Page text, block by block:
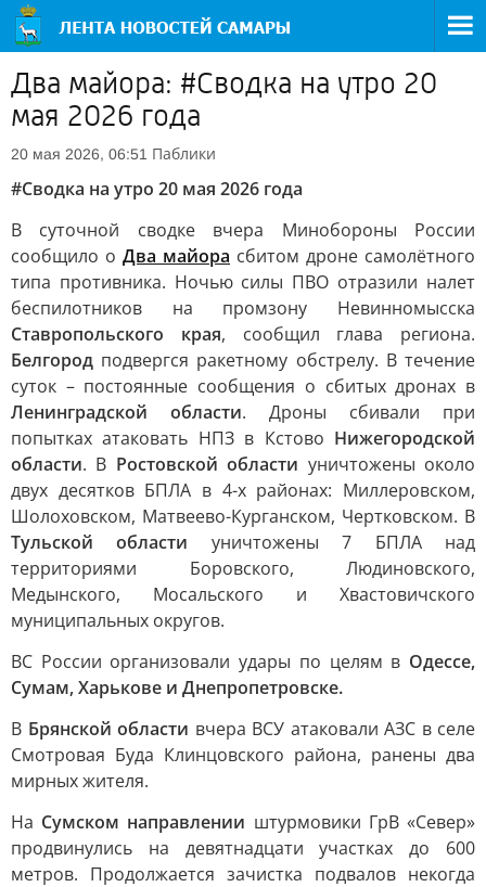
Два майора: #Сводка на утро 20
мая 2026 года
20 мая 2026, 06:51 Паблики
#Сводка на утро 20 мая 2026 года
В суточной сводке вчера Минобороны России
сообщило о Два майора сбитом дроне самолётного
типа противника. Ночью силы ПВО отразили налет
беспилотников на промзону Невинномысска
Ставропольского края, сообщил глава региона.
Белгород подвергся ракетному обстрелу. В течение
суток – постоянные сообщения о сбитых дронах в
Ленинградской области. Дроны сбивали при
попытках атаковать НПЗ в Кстово Нижегородской
области. В Ростовской области уничтожены около
двух десятков БПЛА в 4-х районах: Миллеровском,
Шолоховском, Матвеево-Курганском, Чертковском. В
Тульской области уничтожены 7 БПЛА над
территориями Боровского, Людиновского,
Медынского, Мосальского и Хвастовичского
муниципальных округов.
ВС России организовали удары по целям в Одессе,
Сумам, Харькове и Днепропетровске.
В Брянской области вчера ВСУ атаковали АЗС в селе
Смотровая Буда Клинцовского района, ранены два
мирных жителя.
На Сумском направлении штурмовики ГрВ «Север»
продвинулись на девятнадцати участках до 600
метров. Продолжается зачистка подвалов некогда